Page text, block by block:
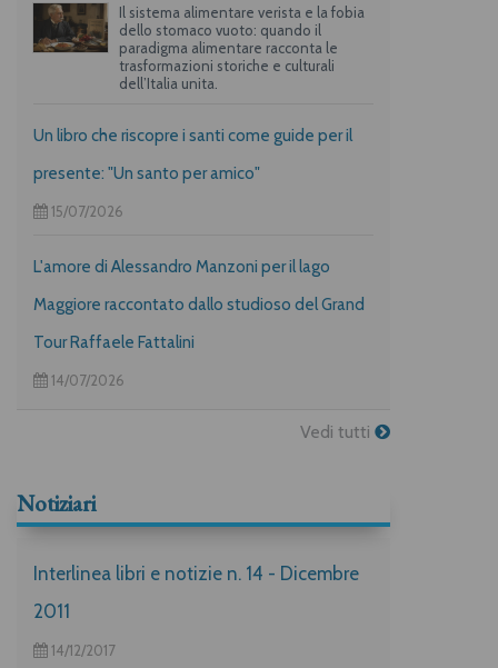
Il sistema alimentare verista e la fobia
dello stomaco vuoto: quando il
paradigma alimentare racconta le
trasformazioni storiche e culturali
dell’Italia unita.
Un libro che riscopre i santi come guide per il
presente: "Un santo per amico"
15/07/2026
L'amore di Alessandro Manzoni per il lago
Maggiore raccontato dallo studioso del Grand
Tour Raffaele Fattalini
14/07/2026
Vedi tutti
Notiziari
Interlinea libri e notizie n. 14 - Dicembre
2011
14/12/2017